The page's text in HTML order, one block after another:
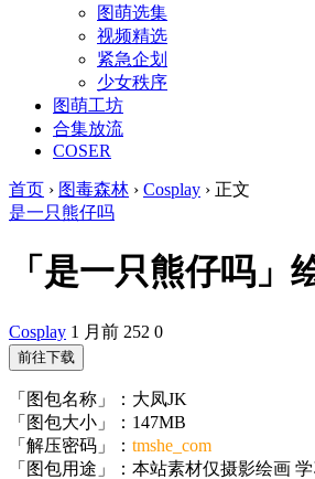
图萌选集
视频精选
紧急企划
少女秩序
图萌工坊
合集放流
COSER
首页 › 图毒森林 › Cosplay › 正文
是一只熊仔吗
「是一只熊仔吗」
Cosplay 1 月前 252 0
前往下载
「图包名称」：大凤JK
「图包大小」：147MB
「解压密码」： tmshe_com
「图包用途」：本站素材仅摄影绘画